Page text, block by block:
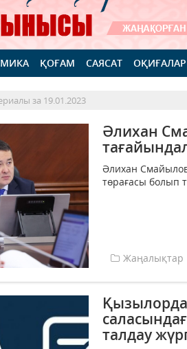
ҚОҒАМ САЯСАТ ОҚИҒАЛАР
за 19.01.2023
Әлихан
Әлихан
төрағасы болып
Жаңалықтар
талдау